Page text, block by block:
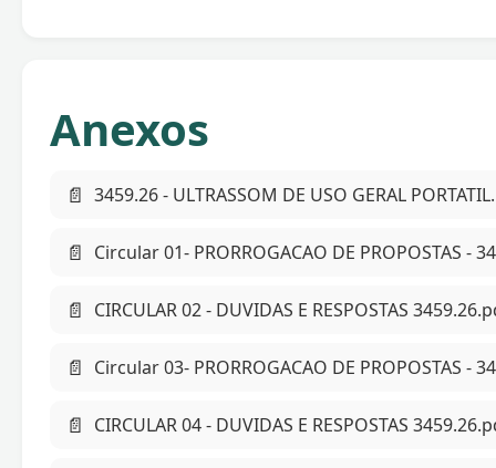
Anexos
📄 3459.26 - ULTRASSOM DE USO GERAL
📄 Circular 01- PRORROGACAO DE PROPOSTAS -
📄 CIRCULAR 02 - DUVIDAS E RESPOSTAS
📄 Circular 03- PRORROGACAO DE PROPOSTAS -
📄 CIRCULAR 04 - DUVIDAS E RESPOSTAS